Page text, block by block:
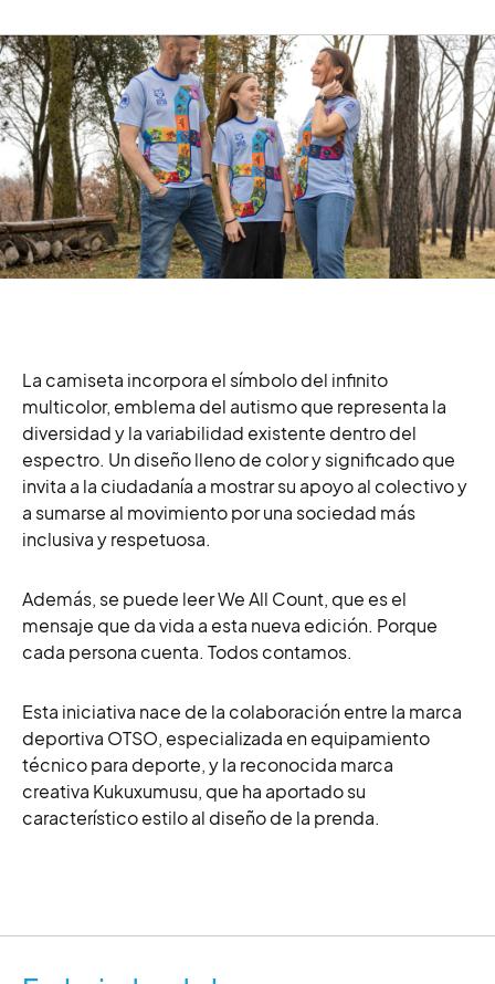
La camiseta incorpora el símbolo del infinito
multicolor, emblema del autismo que representa la
diversidad y la variabilidad existente dentro del
espectro. Un diseño lleno de color y significado que
invita a la ciudadanía a mostrar su apoyo al colectivo y
a sumarse al movimiento por una sociedad más
inclusiva y respetuosa.
Además, se puede leer We All Count, que es el
mensaje que da vida a esta nueva edición. Porque
cada persona cuenta. Todos contamos.
Esta iniciativa nace de la colaboración entre la marca
deportiva OTSO, especializada en equipamiento
técnico para deporte, y la reconocida marca
creativa Kukuxumusu, que ha aportado su
característico estilo al diseño de la prenda.